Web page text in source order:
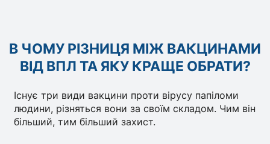
В ЧОМУ РІЗНИЦЯ МІЖ ВАКЦИНАМИ
ВІД ВПЛ ТА ЯКУ КРАЩЕ ОБРАТИ?
Існує три види вакцини проти вірусу папіломи
людини, різняться вони за своїм складом. Чим він
більший, тим більший захист.